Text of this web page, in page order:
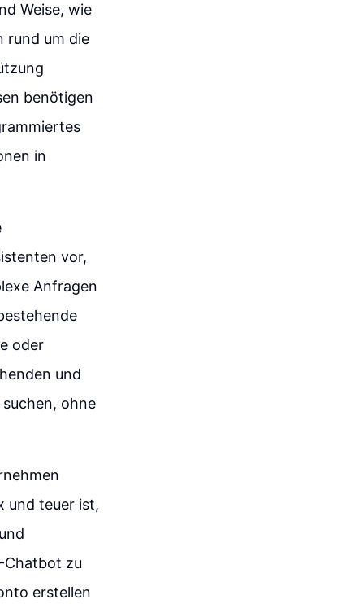
Weise, wie
rund um die
benötigen
in
vor,
Anfragen
oder
und
ohne
und teuer ist,
Chatbot zu
erstellen